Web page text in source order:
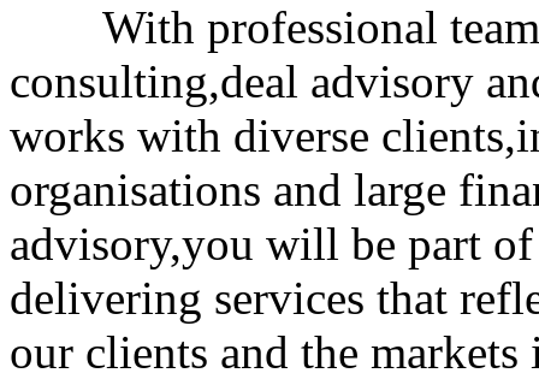
With professional
consulting,deal advisory
works with diverse
organisations and large
advisory,you will be part
delivering services that
our clients and the